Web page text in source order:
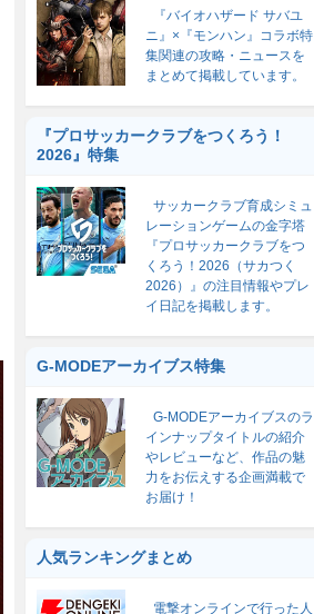
『バイオハザード サバユ
ニ』×『モンハン』コラボ特
集関連の攻略・ニュースを
まとめて掲載しています。
『プロサッカークラブをつくろう！
2026』特集
サッカークラブ育成シミュ
レーションゲームの金字塔
『プロサッカークラブをつ
くろう！2026（サカつく
2026）』の注目情報やプレ
イ日記を掲載します。
G-MODEアーカイブス特集
G-MODEアーカイブスのラ
インナップタイトルの紹介
やレビューなど、作品の魅
力をお伝えする企画満載で
お届け！
人気ランキングまとめ
電撃オンラインで行った人